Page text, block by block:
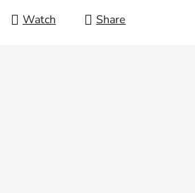
Watch Share